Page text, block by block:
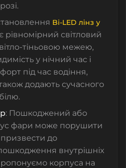
Bi-LED лінз у
рівномірний світловий
тіньовою межею,
у нічний час і
під час водіння,
додають сучасного
: Пошкоджений або
фари може порушити
призвести до
внутрішніх
корпуса на